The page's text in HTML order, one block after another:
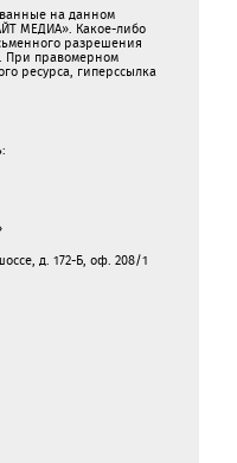
на данном
МЕДИА». Какое-либо
разрешения
правомерном
ресурса, гиперссылка
д. 172-Б, оф. 208/1